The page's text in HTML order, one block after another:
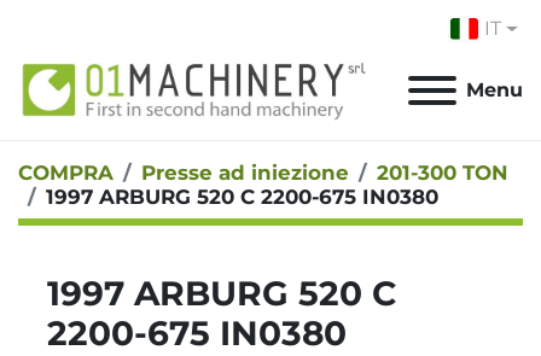
IT
Menu
COMPRA Presse ad iniezione
201-300 TON
1997 ARBURG 520 C 2200-675 IN0380
1997 ARBURG 520 C
2200-675 IN0380